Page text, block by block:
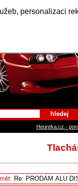
personalizaci
Alfa
hledej
Heureka.cz -